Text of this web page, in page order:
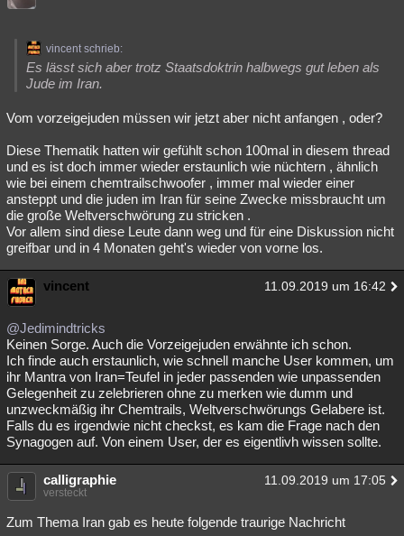
vincent schrieb:
Es lässt sich aber trotz Staatsdoktrin halbwegs gut leben als
Jude im Iran.
Vom vorzeigejuden müssen wir jetzt aber nicht anfangen , oder?
Diese Thematik hatten wir gefühlt schon 100mal in diesem thread
und es ist doch immer wieder erstaunlich wie nüchtern , ähnlich
wie bei einem chemtrailschwoofer , immer mal wieder einer
ansteppt und die juden im Iran für seine Zwecke missbraucht um
die große Weltverschwörung zu stricken .
Vor allem sind diese Leute dann weg und für eine Diskussion nicht
greifbar und in 4 Monaten geht's wieder von vorne los.
vincent 11.09.2019 um 16:42
@Jedimindtricks
Keinen Sorge. Auch die Vorzeigejuden erwähnte ich schon.
Ich finde auch erstaunlich, wie schnell manche User kommen, um
ihr Mantra von Iran=Teufel in jeder passenden wie unpassenden
Gelegenheit zu zelebrieren ohne zu merken wie dumm und
unzweckmäßig ihr Chemtrails, Weltverschwörungs Gelabere ist.
Falls du es irgendwie nicht checkst, es kam die Frage nach den
Synagogen auf. Von einem User, der es eigentlivh wissen sollte.
calligraphie 11.09.2019 um 17:05
versteckt
Zum Thema Iran gab es heute folgende traurige Nachricht